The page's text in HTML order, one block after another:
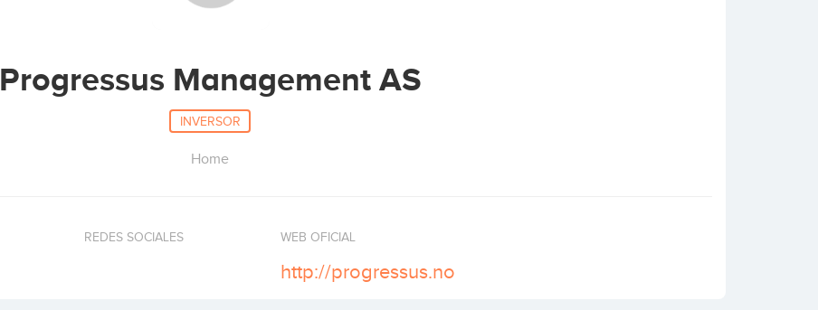
Progressus Management AS
INVERSOR
Home
REDES SOCIALES WEB OFICIAL
http://progressus.no